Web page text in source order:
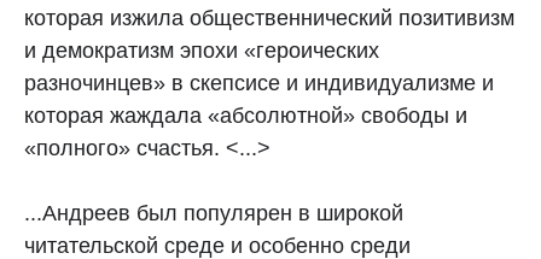
которая изжила общественнический позитивизм
и демократизм эпохи «героических
разночинцев» в скепсисе и индивидуализме и
которая жаждала «абсолютной» свободы и
«полного» счастья. <...>
...Андреев был популярен в широкой
читательской среде и особенно среди